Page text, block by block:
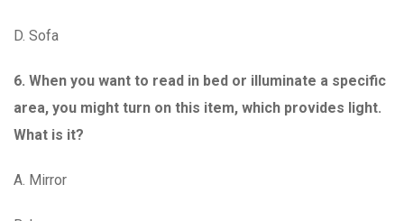
D. Sofa
6. When you want to read in bed or illuminate a specific
area, you might turn on this item, which provides light.
What is it?
A. Mirror